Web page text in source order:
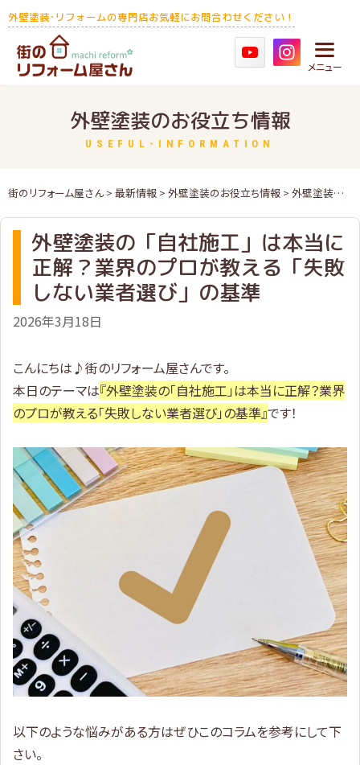
Skip
to
content
外壁塗装･リフォームの専門店お気軽にお問合わせください！
メニュー
外壁塗装のお役立ち情報
USEFUL-INFORMATION
街のリフォーム屋さん> 最新情報 > 外壁塗装のお役立ち情報 > 外壁塗装の「自社施工」は本当に正解？業界のプロが教える「失敗しない業者選び」の基準
外壁塗装の「自社施工」は本当に
正解？業界のプロが教える「失敗
しない業者選び」の基準
2026年3月18日
こんにちは♪街のリフォーム屋さんです。
本日のテーマは『外壁塗装の「自社施工」は本当に正解？業界
のプロが教える「失敗しない業者選び」の基準』です！
以下のような悩みがある方はぜひこのコラムを参考にして下
さい。